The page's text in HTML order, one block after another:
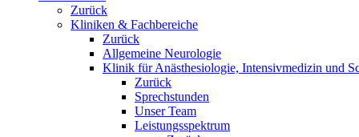
Zurück
Kliniken & Fachbereiche
Zurück
Allgemeine Neurologie
Klinik für Anästhesiologie, Intensivmedizin und
Zurück
Sprechstunden
Unser Team
Leistungsspektrum